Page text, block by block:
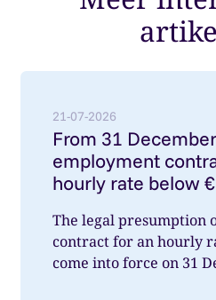
21-07-2026
From 31
employment
hourly rate below
The legal presumption
contract for an hourly
come into force on 31